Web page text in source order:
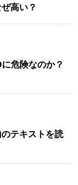
高い？
危険なのか？
テキストを読